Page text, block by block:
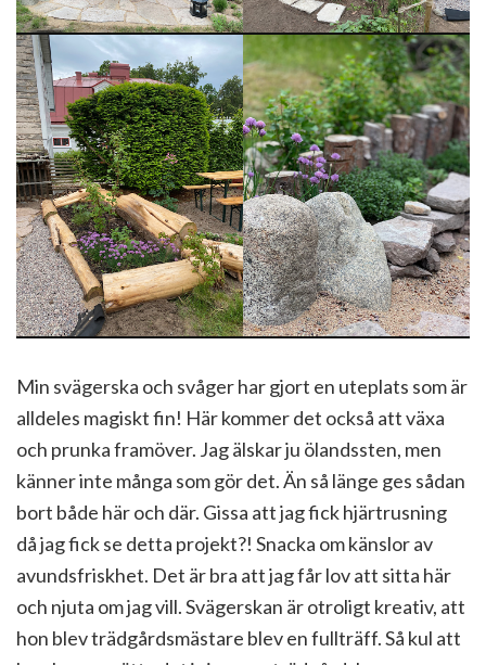
Min svägerska och svåger har gjort en uteplats som är
alldeles magiskt fin! Här kommer det också att växa
och prunka framöver. Jag älskar ju ölandssten, men
känner inte många som gör det. Än så länge ges sådan
bort både här och där. Gissa att jag fick hjärtrusning
då jag fick se detta projekt?! Snacka om känslor av
avundsfriskhet. Det är bra att jag får lov att sitta här
och njuta om jag vill. Svägerskan är otroligt kreativ, att
hon blev trädgårdsmästare blev en fullträff. Så kul att